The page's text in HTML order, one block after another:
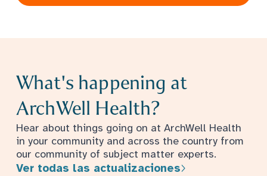
What's happening at
ArchWell Health?
Hear about things going on at ArchWell Health
in your community and across the country from
our community of subject matter experts.
Ver todas las actualizaciones